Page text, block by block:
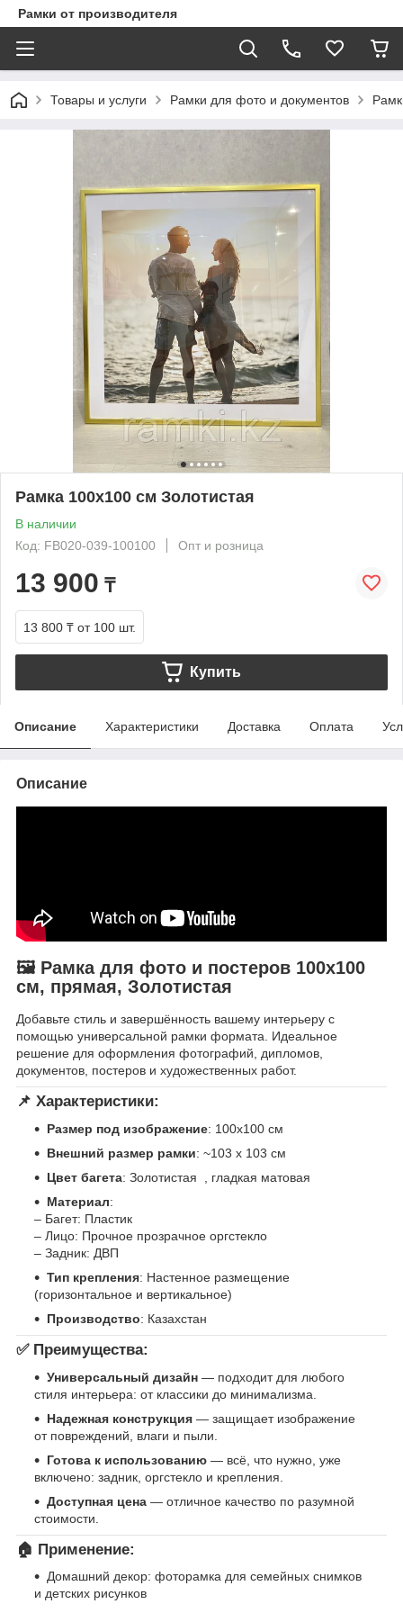
Рамки от производителя
Товары и услуги Рамки для фото и документов
Рамка 100х100 см Золотистая
В наличии
Код: FB020-039-100100
Опт и розница
13 900 ₸
13 800 ₸ от 100 шт.
Купить
Описание Характеристики Доставка Оплата
Описание
🖼 Рамка для фото и постеров 100х100
см, прямая, Золотистая
Добавьте стиль и завершённость вашему интерьеру с
помощью универсальной рамки формата. Идеальное
решение для оформления фотографий, дипломов,
документов, постеров и художественных работ.
📌 Характеристики:
Размер под изображение: 100х100 см
Внешний размер рамки: ~103 x 103 см
Цвет багета: Золотистая , гладкая матовая
Материал:
– Багет: Пластик
– Лицо: Прочное прозрачное оргстекло
– Задник: ДВП
Тип крепления: Настенное размещение
(горизонтальное и вертикальное)
Производство: Казахстан
✅ Преимущества:
Универсальный дизайн — подходит для любого
стиля интерьера: от классики до минимализма.
Надежная конструкция — защищает изображение
от повреждений, влаги и пыли.
Готова к использованию — всё, что нужно, уже
включено: задник, оргстекло и крепления.
Доступная цена — отличное качество по разумной
стоимости.
🏠 Применение:
Домашний декор: фоторамка для семейных снимков
и детских рисунков